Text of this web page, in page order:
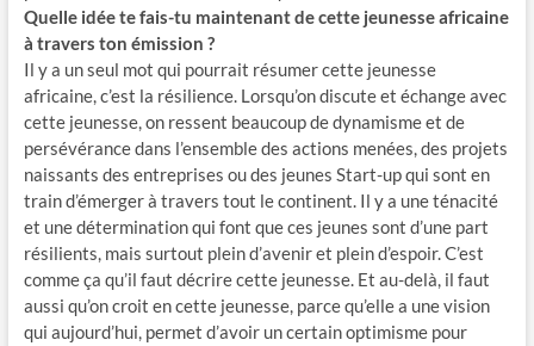
Quelle idée te fais-tu maintenant de cette jeunesse africaine
à travers ton émission ?
Il y a un seul mot qui pourrait résumer cette jeunesse
africaine, c’est la résilience. Lorsqu’on discute et échange avec
cette jeunesse, on ressent beaucoup de dynamisme et de
persévérance dans l’ensemble des actions menées, des projets
naissants des entreprises ou des jeunes Start-up qui sont en
train d’émerger à travers tout le continent. Il y a une ténacité
et une détermination qui font que ces jeunes sont d’une part
résilients, mais surtout plein d’avenir et plein d’espoir. C’est
comme ça qu’il faut décrire cette jeunesse. Et au-delà, il faut
aussi qu’on croit en cette jeunesse, parce qu’elle a une vision
qui aujourd’hui, permet d’avoir un certain optimisme pour